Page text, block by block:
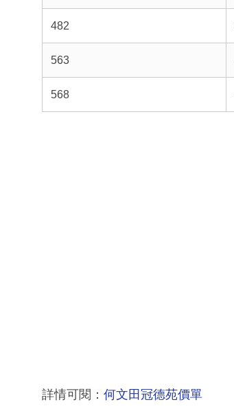
482
563
568
詳情可閱： 何文田冠德苑價單